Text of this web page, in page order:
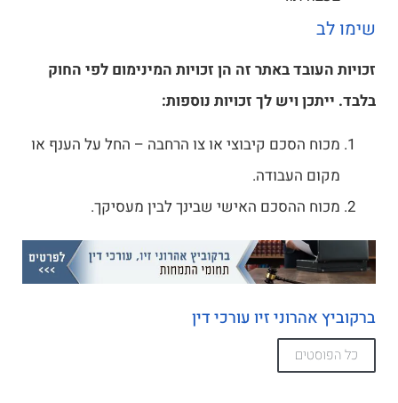
שימו לב
זכויות העובד באתר זה הן זכויות המינימום לפי החוק
בלבד. ייתכן ויש לך זכויות נוספות:
מכוח הסכם קיבוצי או צו הרחבה – החל על הענף או
מקום העבודה.
מכוח ההסכם האישי שבינך לבין מעסיקך.
ברקוביץ אהרוני זיו עורכי דין
כל הפוסטים